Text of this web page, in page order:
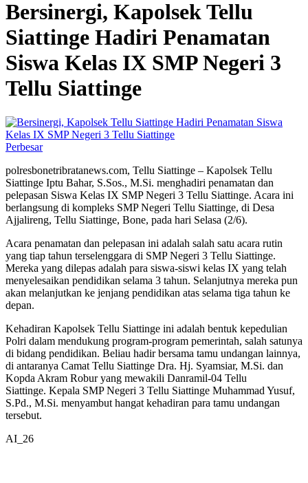
Bersinergi, Kapolsek Tellu
Siattinge Hadiri Penamatan
Siswa Kelas IX SMP Negeri 3
Tellu Siattinge
Perbesar
polresbonetribratanews.com, Tellu Siattinge – Kapolsek Tellu
Siattinge Iptu Bahar, S.Sos., M.Si. menghadiri penamatan dan
pelepasan Siswa Kelas IX SMP Negeri 3 Tellu Siattinge. Acara ini
berlangsung di kompleks SMP Negeri Tellu Siattinge, di Desa
Ajjalireng, Tellu Siattinge, Bone, pada hari Selasa (2/6).
Acara penamatan dan pelepasan ini adalah salah satu acara rutin
yang tiap tahun terselenggara di SMP Negeri 3 Tellu Siattinge.
Mereka yang dilepas adalah para siswa-siswi kelas IX yang telah
menyelesaikan pendidikan selama 3 tahun. Selanjutnya mereka pun
akan melanjutkan ke jenjang pendidikan atas selama tiga tahun ke
depan.
Kehadiran Kapolsek Tellu Siattinge ini adalah bentuk kepedulian
Polri dalam mendukung program-program pemerintah, salah satunya
di bidang pendidikan. Beliau hadir bersama tamu undangan lainnya,
di antaranya Camat Tellu Siattinge Dra. Hj. Syamsiar, M.Si. dan
Kopda Akram Robur yang mewakili Danramil-04 Tellu
Siattinge. Kepala SMP Negeri 3 Tellu Siattinge Muhammad Yusuf,
S.Pd., M.Si. menyambut hangat kehadiran para tamu undangan
tersebut.
AI_26